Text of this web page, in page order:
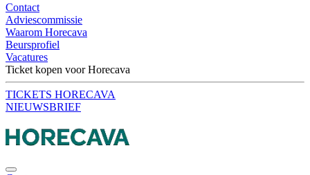
Contact
Adviescommissie
Waarom Horecava
Beursprofiel
Vacatures
Ticket kopen voor Horecava
TICKETS HORECAVA
NIEUWSBRIEF